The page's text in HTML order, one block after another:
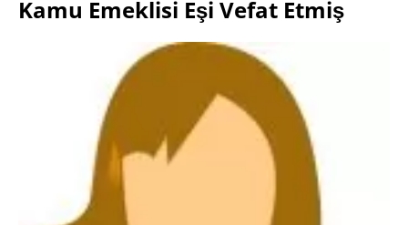
Kamu Emeklisi Eşi Vefat Etmiş